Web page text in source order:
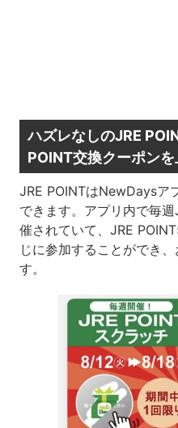
ハズレなしのJRE
POINT交換クーポンを
JRE POINTはNewDaysア
できます。アプリ内で毎
催されていて、JRE
じに参加することができ
す。